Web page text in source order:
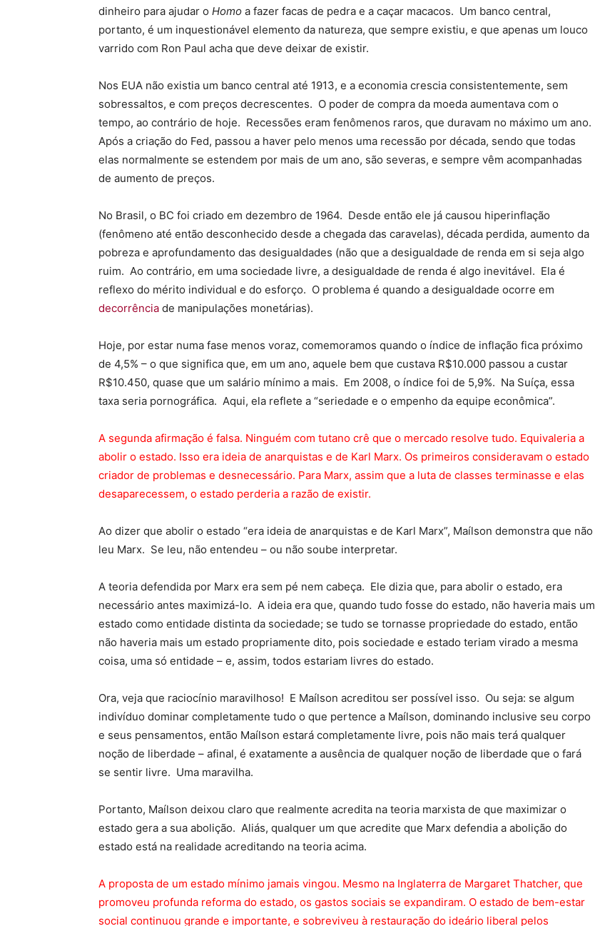
dinheiro para ajudar o Homo a fazer facas de pedra e a caçar macacos. Um banco central,
portanto, é um inquestionável elemento da natureza, que sempre existiu, e que apenas um louco
varrido com Ron Paul acha que deve deixar de existir.
Nos EUA não existia um banco central até 1913, e a economia crescia consistentemente, sem
sobressaltos, e com preços decrescentes. O poder de compra da moeda aumentava com o
tempo, ao contrário de hoje. Recessões eram fenômenos raros, que duravam no máximo um ano.
Após a criação do Fed, passou a haver pelo menos uma recessão por década, sendo que todas
elas normalmente se estendem por mais de um ano, são severas, e sempre vêm acompanhadas
de aumento de preços.
No Brasil, o BC foi criado em dezembro de 1964. Desde então ele já causou hiperinflação
(fenômeno até então desconhecido desde a chegada das caravelas), década perdida, aumento da
pobreza e aprofundamento das desigualdades (não que a desigualdade de renda em si seja algo
ruim. Ao contrário, em uma sociedade livre, a desigualdade de renda é algo inevitável. Ela é
reflexo do mérito individual e do esforço. O problema é quando a desigualdade ocorre em
decorrência de manipulações monetárias).
Hoje, por estar numa fase menos voraz, comemoramos quando o índice de inflação fica próximo
de 4,5% – o que significa que, em um ano, aquele bem que custava R$10.000 passou a custar
R$10.450, quase que um salário mínimo a mais. Em 2008, o índice foi de 5,9%. Na Suíça, essa
taxa seria pornográfica. Aqui, ela reflete a “seriedade e o empenho da equipe econômica”.
A segunda afirmação é falsa. Ninguém com tutano crê que o mercado resolve tudo. Equivaleria a
abolir o estado. Isso era ideia de anarquistas e de Karl Marx. Os primeiros consideravam o estado
criador de problemas e desnecessário. Para Marx, assim que a luta de classes terminasse e elas
desaparecessem, o estado perderia a razão de existir.
Ao dizer que abolir o estado “era ideia de anarquistas e de Karl Marx”, Maílson demonstra que não
leu Marx. Se leu, não entendeu – ou não soube interpretar.
A teoria defendida por Marx era sem pé nem cabeça. Ele dizia que, para abolir o estado, era
necessário antes maximizá-lo. A ideia era que, quando tudo fosse do estado, não haveria mais um
estado como entidade distinta da sociedade; se tudo se tornasse propriedade do estado, então
não haveria mais um estado propriamente dito, pois sociedade e estado teriam virado a mesma
coisa, uma só entidade – e, assim, todos estariam livres do estado.
Ora, veja que raciocínio maravilhoso! E Maílson acreditou ser possível isso. Ou seja: se algum
indivíduo dominar completamente tudo o que pertence a Maílson, dominando inclusive seu corpo
e seus pensamentos, então Maílson estará completamente livre, pois não mais terá qualquer
noção de liberdade – afinal, é exatamente a ausência de qualquer noção de liberdade que o fará
se sentir livre. Uma maravilha.
Portanto, Maílson deixou claro que realmente acredita na teoria marxista de que maximizar o
estado gera a sua abolição. Aliás, qualquer um que acredite que Marx defendia a abolição do
estado está na realidade acreditando na teoria acima.
A proposta de um estado mínimo jamais vingou. Mesmo na Inglaterra de Margaret Thatcher, que
promoveu profunda reforma do estado, os gastos sociais se expandiram. O estado de bem-estar
social continuou grande e importante, e sobreviveu à restauração do ideário liberal pelos